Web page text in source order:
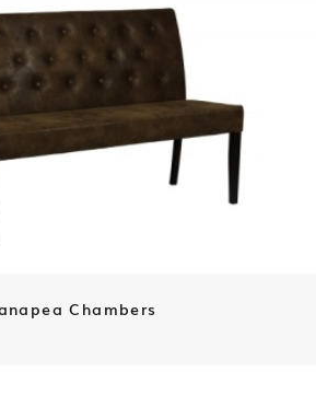
Chambers